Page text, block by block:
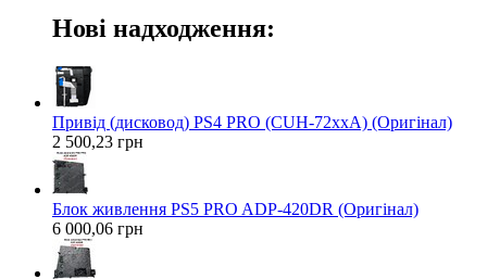
Нові надходження:
Привід (дисковод) PS4 PRO (CUH-72xxA) (Оригінал)
2 500,23 грн
Блок живлення PS5 PRO ADP-420DR (Оригінал)
6 000,06 грн